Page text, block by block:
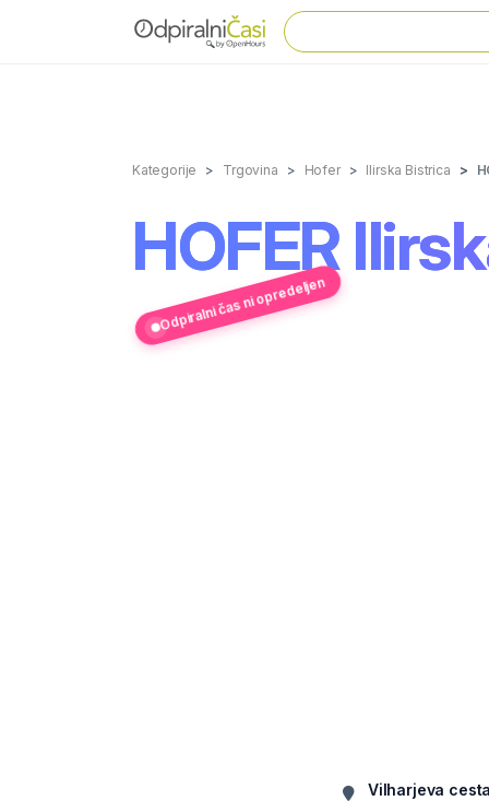
Kategorije Trgovina Hofer Ilirska Bistrica
HOFER
Odpiralni čas ni opredeljen
Vilharjeva